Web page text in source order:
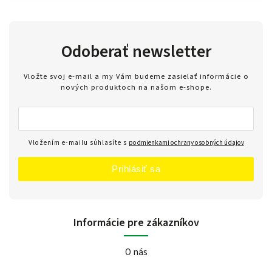
Odoberať newsletter
Vložte svoj e-mail a my Vám budeme zasielať informácie o
nových produktoch na našom e-shope.
Vložením e-mailu súhlasíte s podmienkami ochrany osobných údajov
Prihlásiť sa
Informácie pre zákazníkov
O nás